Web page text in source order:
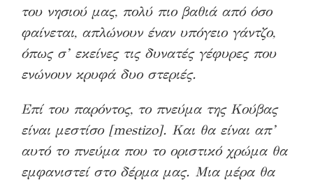
του νησιού μας, πολύ πιο βαθιά από όσο
φαίνεται, απλώνουν έναν υπόγειο γάντζο,
όπως σ’ εκείνες τις δυνατές γέφυρες που
ενώνουν κρυφά δυο στεριές.
Επί του παρόντος, το πνεύμα της Κούβας
είναι μεστίσο [mestizo]. Και θα είναι απ’
αυτό το πνεύμα που το οριστικό χρώμα θα
εμφανιστεί στο δέρμα μας. Μια μέρα θα